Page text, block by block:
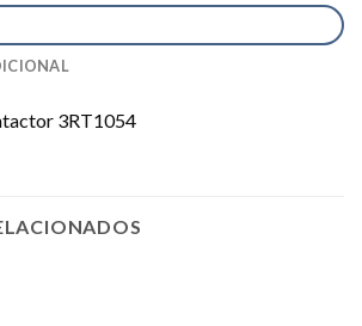
3RT1054